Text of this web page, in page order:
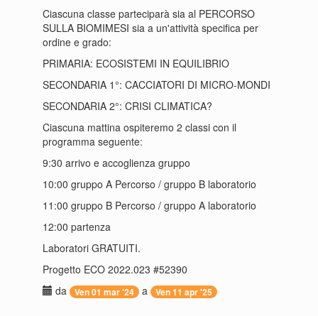
Ciascuna classe parteciparà sia al PERCORSO
SULLA BIOMIMESI sia a un'attività specifica per
ordine e grado:
PRIMARIA: ECOSISTEMI IN EQUILIBRIO
SECONDARIA 1°: CACCIATORI DI MICRO-MONDI
SECONDARIA 2°: CRISI CLIMATICA?
Ciascuna mattina ospiteremo 2 classi con il
programma seguente:
9:30 arrivo e accoglienza gruppo
10:00 gruppo A Percorso / gruppo B laboratorio
11:00 gruppo B Percorso / gruppo A laboratorio
12:00 partenza
Laboratori GRATUITI.
Progetto ECO 2022.023 #52390
da
Ven 01 mar '24 a Ven 11 apr '25